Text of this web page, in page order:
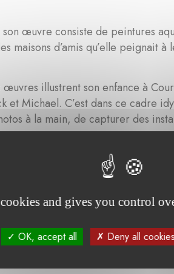
son œuvre consiste de peintures
maisons d’amis qu’elle peignait à
illustrent son enfance à
et Michael. C’est dans ce cadre
à la main, de capturer des
en Angleterre et à Paris.
doute aux Etats-Unis, dans les
uns de ses plus beaux
Christine. C’est là, entourée de
du Luxembourg, qu’elle
and gives you control
OK, accept all Deny all cookies